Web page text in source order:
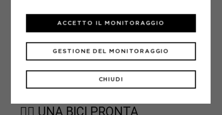
🚴‍♀️ UNA BICI PRONTA
CHIUDI
GESTIONE DEL MONITORAGGIO
ACCETTO IL MONITORAGGIO